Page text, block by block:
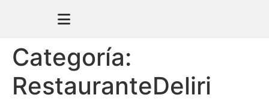
Categoría:
RestauranteDeliri